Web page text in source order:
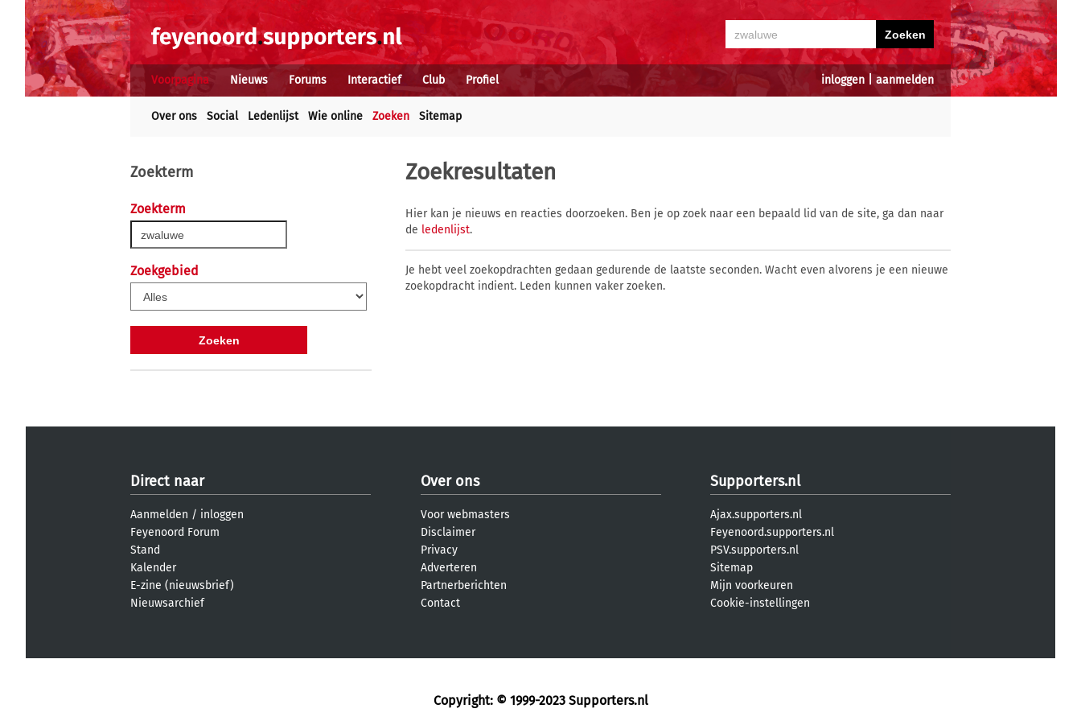
inloggen aanmelden
Voorpagina Nieuws Forums Interactief Club Profiel
Over ons Social Ledenlijst Wie online Zoeken Sitemap
Zoekterm
Zoekterm
Zoekgebied
Zoekresultaten
Hier kan je nieuws en reacties doorzoeken. Ben je op zoek naar een bepaald lid van de site, ga dan naar
de ledenlijst.
Je hebt veel zoekopdrachten gedaan gedurende de laatste seconden. Wacht even alvorens je een nieuwe
zoekopdracht indient. Leden kunnen vaker zoeken.
Direct naar
Aanmelden / inloggen
Feyenoord Forum
Stand
Kalender
E-zine (nieuwsbrief)
Nieuwsarchief
Over ons
Voor webmasters
Disclaimer
Privacy
Adverteren
Partnerberichten
Contact
Supporters.nl
Ajax.supporters.nl
Feyenoord.supporters.nl
PSV.supporters.nl
Sitemap
Mijn voorkeuren
Cookie-instellingen
Copyright: © 1999-2023 Supporters.nl